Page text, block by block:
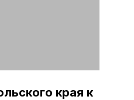
края к